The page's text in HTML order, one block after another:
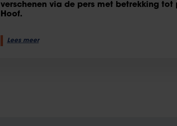
verschenen via de pers met betrekking tot
Hoof.
Lees meer